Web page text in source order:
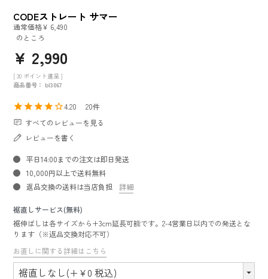
CODEストレート サマー
通常価格¥ 6,490
のところ
¥ 2,990
[ 30 ポイント進呈 ]
商品番号
bl3067
4.20
20
すべてのレビューを見る
レビューを書く
平日14:00までの注文は即日発送
10,000円以上で送料無料
返品交換の送料は当店負担
詳細
裾直しサービス(無料)
裾伸ばしは各サイズから+3cm延長可能です。2-4営業日以内での発送とな
ります（※返品交換対応不可）
お直しに関する詳細はこちら